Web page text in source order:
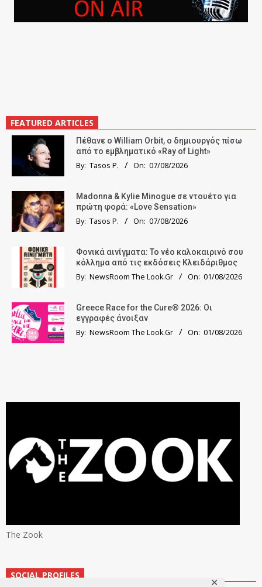
✕
FEATURED ARTICLES
Πέθανε ο William Orbit, ο δημιουργός πίσω
από το εμβληματικό «Ray of Light»
By: Tasos P. On: 07/08/2026
Madonna & Kylie Minogue σε ντουέτο για
πρώτη φορά: «Love Sensation»
By: Tasos P. On: 07/08/2026
Φονικά αινίγματα: Το νέο καλοκαιρινό σου
κόλλημα από τις εκδόσεις Κλειδάριθμος
By: NewsRoom The Look.Gr On: 01/08/2026
Greece Race for the Cure® 2026: Οι
εγγραφές άνοιξαν
By: NewsRoom The Look.Gr On: 01/08/2026
The Zook
SOCIAL PROFILES